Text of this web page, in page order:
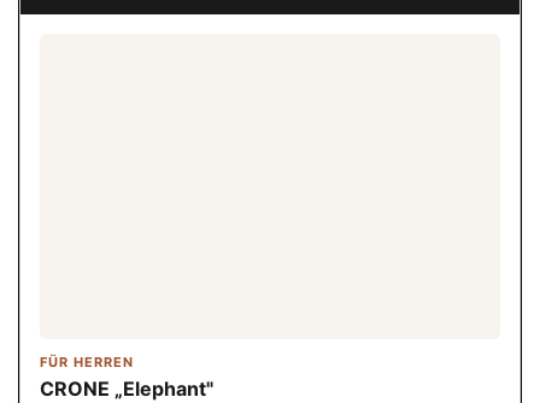
FÜR HERREN
CRONE „Elephant"